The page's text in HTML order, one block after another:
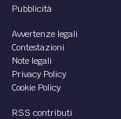
Pubblicità
Avvertenze legali
Contestazioni
Note legali
Privacy Policy
Cookie Policy
RSS contributi